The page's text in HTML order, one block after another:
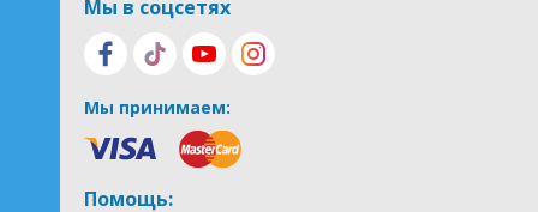
Мы в соцсетях
Мы принимаем:
Помощь: